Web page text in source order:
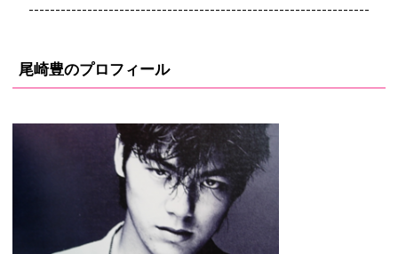
----------------------------------------------------------------
尾崎豊のプロフィール